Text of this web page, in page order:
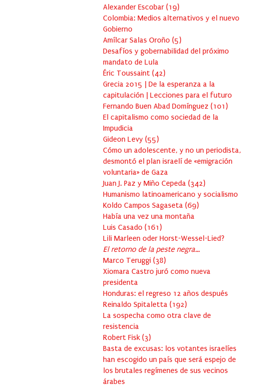
Alexander Escobar (19)
Colombia: Medios alternativos y el nuevo
Gobierno
Amílcar Salas Oroño (5)
Desafíos y gobernabilidad del próximo
mandato de Lula
Éric Toussaint (42)
Grecia 2015 | De la esperanza a la
capitulación | Lecciones para el futuro
Fernando Buen Abad Domínguez (101 )
El capitalismo como sociedad de la
Impudicia
Gideon Levy (55)
Cómo un adolescente, y no un periodista,
desmontó el plan israelí de «emigración
voluntaria» de Gaza
Juan J. Paz y Miño Cepeda (342)
Humanismo latinoamericano y socialismo
Koldo Campos Sagaseta (69)
Había una vez una montaña
Luis Casado (161 )
Lili Marleen oder Horst-Wessel-Lied?
El retorno de la peste negra…
Marco Teruggi (38)
Xiomara Castro juró como nueva
presidenta
Honduras: el regreso 12 años después
Reinaldo Spitaletta (192)
La sospecha como otra clave de
resistencia
Robert Fisk (3)
Basta de excusas: los votantes israelíes
han escogido un país que será espejo de
los brutales regímenes de sus vecinos
árabes